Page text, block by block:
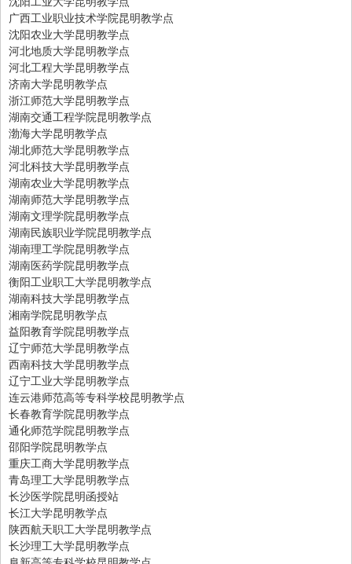
广西工业职业技术学院昆明教学点
沈阳农业大学昆明教学点
河北地质大学昆明教学点
河北工程大学昆明教学点
济南大学昆明教学点
浙江师范大学昆明教学点
湖南交通工程学院昆明教学点
渤海大学昆明教学点
湖北师范大学昆明教学点
河北科技大学昆明教学点
湖南农业大学昆明教学点
湖南师范大学昆明教学点
湖南文理学院昆明教学点
湖南民族职业学院昆明教学点
湖南理工学院昆明教学点
湖南医药学院昆明教学点
衡阳工业职工大学昆明教学点
湖南科技大学昆明教学点
湘南学院昆明教学点
益阳教育学院昆明教学点
辽宁师范大学昆明教学点
西南科技大学昆明教学点
辽宁工业大学昆明教学点
连云港师范高等专科学校昆明教学点
长春教育学院昆明教学点
通化师范学院昆明教学点
邵阳学院昆明教学点
重庆工商大学昆明教学点
青岛理工大学昆明教学点
长沙医学院昆明函授站
长江大学昆明教学点
陕西航天职工大学昆明教学点
长沙理工大学昆明教学点